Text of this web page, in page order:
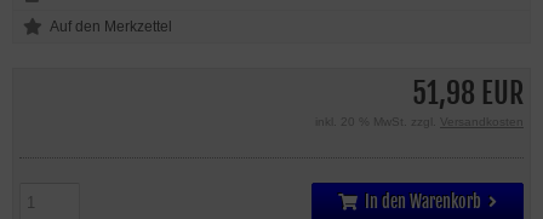
51,98 EUR
inkl. 20 % MwSt. zzgl. Versandkosten
In den Warenkorb